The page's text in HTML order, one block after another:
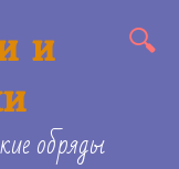
и
обряды